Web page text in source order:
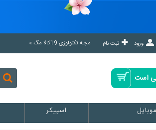
ورود ثبت نام مجله تکنولوژی 19کالا مگ »
است
اسپیکر